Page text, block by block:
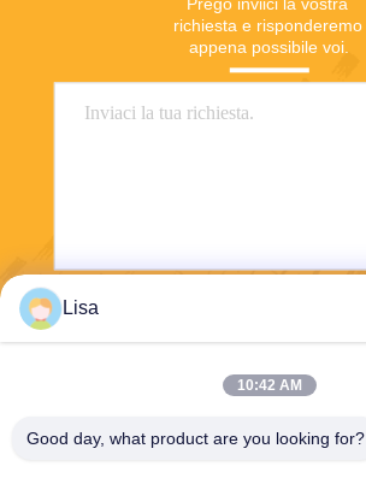
Prego inviici la vostra
richiesta e risponderemo
appena possibile voi.
Lisa
10:42 AM
Good day, what product are you looking for?